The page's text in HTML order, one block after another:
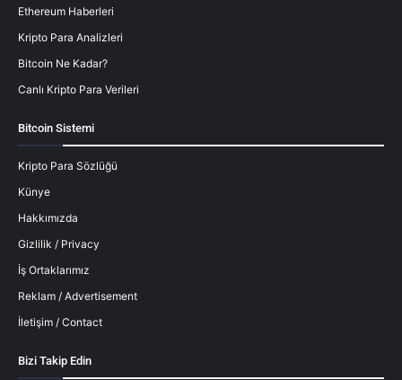
Ethereum Haberleri
Kripto Para Analizleri
Bitcoin Ne Kadar?
Canlı Kripto Para Verileri
Bitcoin Sistemi
Kripto Para Sözlüğü
Künye
Hakkımızda
Gizlilik / Privacy
İş Ortaklarımız
Reklam / Advertisement
İletişim / Contact
Bizi Takip Edin